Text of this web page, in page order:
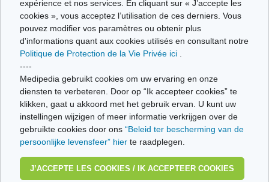
expérience et nos services. En cliquant sur « J’accepte les
cookies », vous acceptez l’utilisation de ces derniers. Vous
pouvez modifier vos paramètres ou obtenir plus
d'informations quant aux cookies utilisés en consultant notre
Politique de Protection de la Vie Privée ici
----
Medipedia gebruikt cookies om uw ervaring en onze
diensten te verbeteren. Door op “Ik accepteer cookies” te
klikken, gaat u akkoord met het gebruik ervan. U kunt uw
instellingen wijzigen of meer informatie verkrijgen over de
gebruikte cookies door ons “Beleid ter bescherming van de
persoonlijke levensfeer” hier te raadplegen.
J’ACCEPTE LES COOKIES / IK ACCEPTEER COOKIES
© Vivio sa, 2014-2026 - Tous droits réservés | Avenue Gustave Demeylaan 57 -
1160 Brussels